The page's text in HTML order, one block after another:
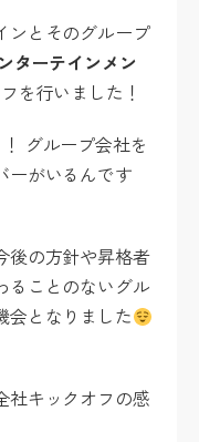
ンとそのグループ
ターテインメン
を行いました！
！ グループ会社を
ーがいるんです
後の方針や昇格者
ることのないグル
会となりました
社キックオフの感